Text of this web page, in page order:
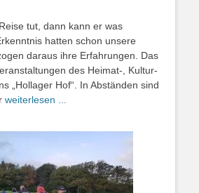
tut, dann kann er was
hatten schon unsere
daraus ihre Erfahrungen. Das
des Heimat-, Kultur-
„Hollager Hof“. In Abständen sind
weiterlesen ...